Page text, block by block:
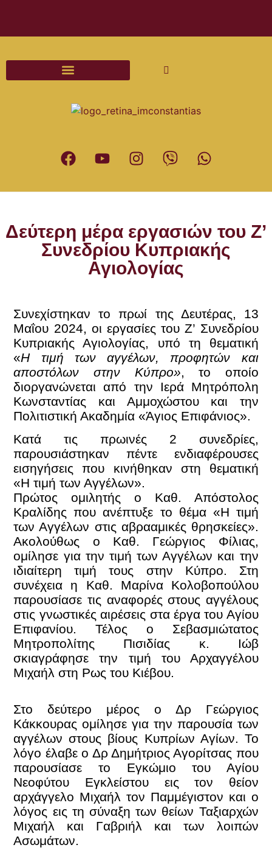
Δεύτερη μέρα εργασιών του Ζ’
Συνεδρίου Κυπριακής
Αγιολογίας
Συνεχίστηκαν το πρωί της Δευτέρας, 13
Μαΐου 2024, οι εργασίες του Ζ’ Συνεδρίου
Κυπριακής Αγιολογίας, υπό τη θεματική
«Η τιμή των αγγέλων, προφητών και
αποστόλων στην Κύπρο», το οποίο
διοργανώνεται από την Ιερά Μητρόπολη
Κωνσταντίας και Αμμοχώστου και την
Πολιτιστική Ακαδημία «Άγιος Επιφάνιος».
Κατά τις πρωινές 2 συνεδρίες,
παρουσιάστηκαν πέντε ενδιαφέρουσες
εισηγήσεις που κινήθηκαν στη θεματική
«Η τιμή των Αγγέλων».
Πρώτος ομιλητής ο Καθ. Απόστολος
Κραλίδης που ανέπτυξε το θέμα «Η τιμή
των Αγγέλων στις αβρααμικές θρησκείες».
Ακολούθως ο Καθ. Γεώργιος Φίλιας,
ομίλησε για την τιμή των Αγγέλων και την
ιδιαίτερη τιμή τους στην Κύπρο. Στη
συνέχεια η Καθ. Μαρίνα Κολοβοπούλου
παρουσίασε τις αναφορές στους αγγέλους
στις γνωστικές αιρέσεις στα έργα του Αγίου
Επιφανίου. Τέλος ο Σεβασμιώτατος
Μητροπολίτης Πισιδίας κ. Ιώβ
σκιαγράφησε την τιμή του Αρχαγγέλου
Μιχαήλ στη Ρως του Κιέβου.
Στο δεύτερο μέρος ο Δρ Γεώργιος
Κάκκουρας ομίλησε για την παρουσία των
αγγέλων στους βίους Κυπρίων Αγίων. Το
λόγο έλαβε ο Δρ Δημήτριος Αγορίτσας που
παρουσίασε το Εγκώμιο του Αγίου
Νεοφύτου Εγκλείστου εις τον θείον
αρχάγγελο Μιχαήλ τον Παμμέγιστον και ο
λόγος εις τη σύναξη των θείων Ταξιαρχών
Μιχαήλ και Γαβριήλ και των λοιπών
Ασωμάτων.